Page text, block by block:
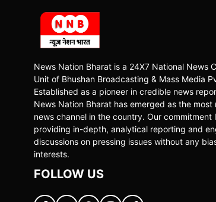
News Nation Bharat is a 24X7 National News
Unit of Bhushan Broadcasting & Mass Media
Established as a pioneer in credible news
News Nation Bharat has emerged as the most
news channel in the country. Our commitment
providing in-depth, analytical reporting and
discussions on pressing issues without any
interests.
FOLLOW US